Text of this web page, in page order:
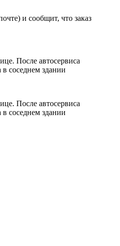
и сообщит, что заказ
После автосервиса
соседнем здании
После автосервиса
соседнем здании